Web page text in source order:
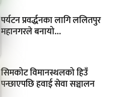
पर्यटन प्रवर्द्धनका लागि ललितपुर
महानगरले बनायो…
सिमकोट विमानस्थलको हिउँ
पन्छाएपछि हवाई सेवा सञ्चालन